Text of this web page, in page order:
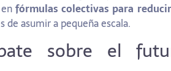
enfórmulas colectivas para
asumir a pequeña escala.
sobre el